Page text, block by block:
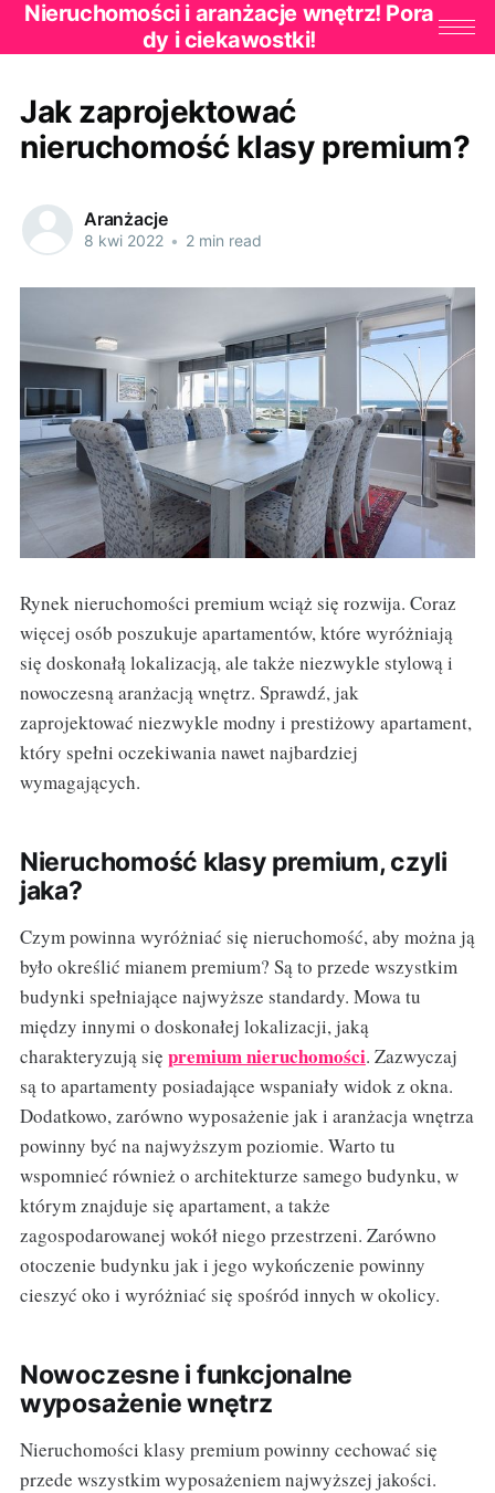
Nieruchomości i aranżacje wnętrz! Pora
dy i ciekawostki!
Jak zaprojektować
nieruchomość klasy premium?
Aranżacje
8 kwi 2022 • 2 min read
Rynek nieruchomości premium wciąż się rozwija. Coraz
więcej osób poszukuje apartamentów, które wyróżniają
się doskonałą lokalizacją, ale także niezwykle stylową i
nowoczesną aranżacją wnętrz. Sprawdź, jak
zaprojektować niezwykle modny i prestiżowy apartament,
który spełni oczekiwania nawet najbardziej
wymagających.
Nieruchomość klasy premium, czyli
jaka?
Czym powinna wyróżniać się nieruchomość, aby można ją
było określić mianem premium? Są to przede wszystkim
budynki spełniające najwyższe standardy. Mowa tu
między innymi o doskonałej lokalizacji, jaką
charakteryzują się premium nieruchomości. Zazwyczaj
są to apartamenty posiadające wspaniały widok z okna.
Dodatkowo, zarówno wyposażenie jak i aranżacja wnętrza
powinny być na najwyższym poziomie. Warto tu
wspomnieć również o architekturze samego budynku, w
którym znajduje się apartament, a także
zagospodarowanej wokół niego przestrzeni. Zarówno
otoczenie budynku jak i jego wykończenie powinny
cieszyć oko i wyróżniać się spośród innych w okolicy.
Nowoczesne i funkcjonalne
wyposażenie wnętrz
Nieruchomości klasy premium powinny cechować się
przede wszystkim wyposażeniem najwyższej jakości.